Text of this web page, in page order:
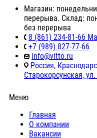
Магазин:
перерыва. Склад:
без перерыва
8 (861) 234-81-66
+7 (989) 827-77-66
info@vitto.ru
Россия,
Старокорсунская,
Меню
Главная
О компании
Вакансии